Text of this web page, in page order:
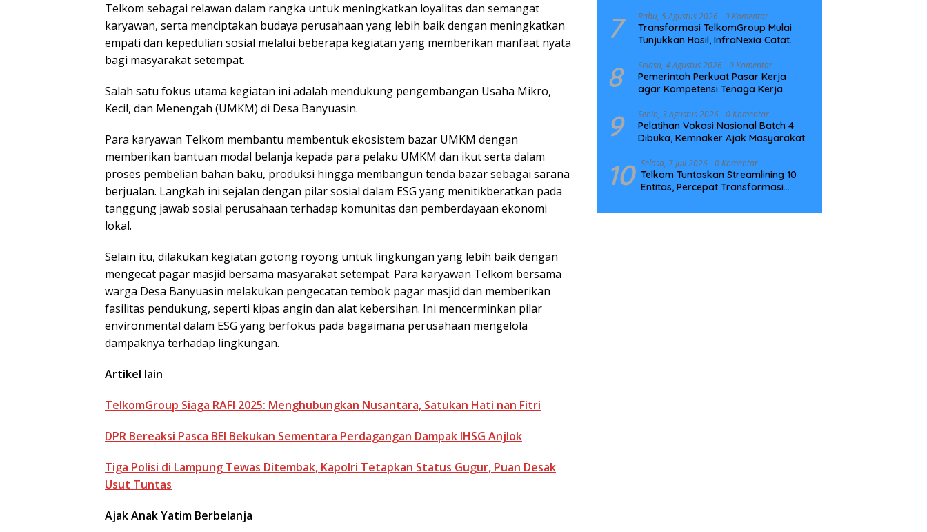
Telkom sebagai relawan dalam rangka untuk meningkatkan loyalitas dan semangat
karyawan, serta menciptakan budaya perusahaan yang lebih baik dengan meningkatkan
empati dan kepedulian sosial melalui beberapa kegiatan yang memberikan manfaat nyata
bagi masyarakat setempat.
Salah satu fokus utama kegiatan ini adalah mendukung pengembangan Usaha Mikro,
Kecil, dan Menengah (UMKM) di Desa Banyuasin.
Para karyawan Telkom membantu membentuk ekosistem bazar UMKM dengan
memberikan bantuan modal belanja kepada para pelaku UMKM dan ikut serta dalam
proses pembelian bahan baku, produksi hingga membangun tenda bazar sebagai sarana
berjualan. Langkah ini sejalan dengan pilar sosial dalam ESG yang menitikberatkan pada
tanggung jawab sosial perusahaan terhadap komunitas dan pemberdayaan ekonomi
lokal.
Selain itu, dilakukan kegiatan gotong royong untuk lingkungan yang lebih baik dengan
mengecat pagar masjid bersama masyarakat setempat. Para karyawan Telkom bersama
warga Desa Banyuasin melakukan pengecatan tembok pagar masjid dan memberikan
fasilitas pendukung, seperti kipas angin dan alat kebersihan. Ini mencerminkan pilar
environmental dalam ESG yang berfokus pada bagaimana perusahaan mengelola
dampaknya terhadap lingkungan.
Artikel lain
TelkomGroup Siaga RAFI 2025: Menghubungkan Nusantara, Satukan Hati nan Fitri
DPR Bereaksi Pasca BEI Bekukan Sementara Perdagangan Dampak IHSG Anjlok
Tiga Polisi di Lampung Tewas Ditembak, Kapolri Tetapkan Status Gugur, Puan Desak
Usut Tuntas
Ajak Anak Yatim Berbelanja
7 Rabu, 5 Agustus 2026 0 Komentar
Transformasi TelkomGroup Mulai
Tunjukkan Hasil, InfraNexia Catat
Digital Nasional
8 Selasa, 4 Agustus 2026 0 Komentar
Pemerintah Perkuat Pasar Kerja
agar Kompetensi Tenaga Kerja
9 Senin, 3 Agustus 2026 0 Komentar
Pelatihan Vokasi Nasional Batch 4
Dibuka, Kemnaker Ajak Masyarakat
10 Selasa, 7 Juli 2026 0 Komentar
Telkom Tuntaskan Streamlining 10
Entitas, Percepat Transformasi